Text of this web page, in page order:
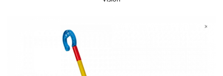
Activitati extracurriculare
Povesti pentru copii
Carti de Povesti pentru Copii
Rechizite si papetarie pentru copii